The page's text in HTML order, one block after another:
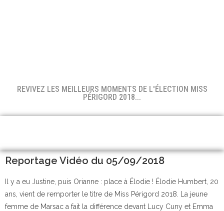
REVIVEZ LES MEILLEURS MOMENTS DE L'ÉLECTION MISS
PÉRIGORD 2018...
Reportage Vidéo du 05/09/2018
Il y a eu Justine, puis Orianne : place à Élodie ! Élodie Humbert, 20
ans, vient de remporter le titre de Miss Périgord 2018. La jeune
femme de Marsac a fait la différence devant Lucy Cuny et Emma